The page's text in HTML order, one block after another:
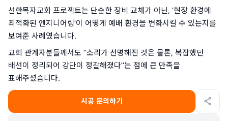
선한목자교회 프로젝트는 단순한 장비 교체가 아닌, '현장 환경에
최적화된 엔지니어링'이 어떻게 예배 환경을 변화시킬 수 있는지를
보여준 사례였습니다.
교회 관계자분들께서도 "소리가 선명해진 것은 물론, 복잡했던
배선이 정리되어 강단이 정갈해졌다"는 점에 큰 만족을
표해주셨습니다.
시공 문의하기